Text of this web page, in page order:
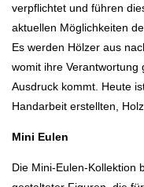
verpflichtet und führen
aktuellen Möglichkeiten
Es werden Hölzer aus
womit ihre Verantwortung
Ausdruck kommt. Heute
Handarbeit erstellten,
Mini Eulen
Die Mini-Eulen-Kollektion